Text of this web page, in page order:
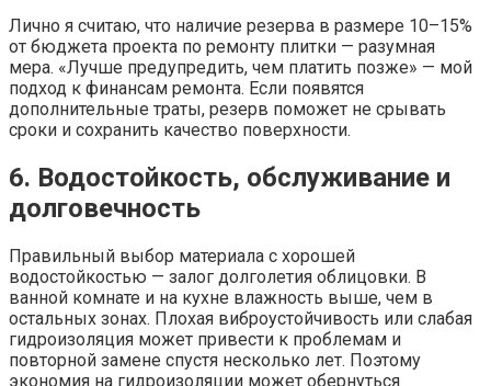
Лично я считаю, что наличие резерва в размере 10–15%
от бюджета проекта по ремонту плитки — разумная
мера. «Лучше предупредить, чем платить позже» — мой
подход к финансам ремонта. Если появятся
дополнительные траты, резерв поможет не срывать
сроки и сохранить качество поверхности.
6. Водостойкость, обслуживание и
долговечность
Правильный выбор материала с хорошей
водостойкостью — залог долголетия облицовки. В
ванной комнате и на кухне влажность выше, чем в
остальных зонах. Плохая виброустойчивость или слабая
гидроизоляция может привести к проблемам и
повторной замене спустя несколько лет. Поэтому
экономия на гидроизоляции может обернуться